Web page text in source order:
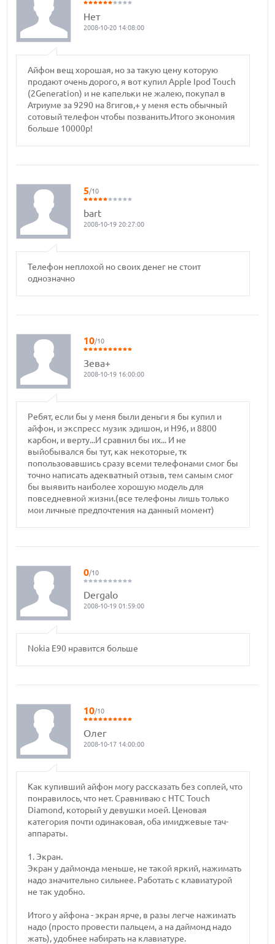
Нет
2008-10-20 14:08:00
Айфон вещ хорошая, но за такую цену которую
продают очень дорого, я вот купил Apple Ipod Touch
(2Generation) и не капельки не жалею, покупал в
Атриуме за 9290 на 8гигов,+ у меня есть обычный
сотовый телефон чтобы позванить.Итого экономия
больше 10000р!
5/10
bart
2008-10-19 20:27:00
Телефон неплохой но своих денег не стоит
однозначно
10/10
Зева+
2008-10-19 16:00:00
Ребят, если бы у меня были деньги я бы купил и
айфон, и экспресс музик эдишон, и Н96, и 8800
карбон, и верту...И сравнил бы их... И не
выйобывался бы тут, как некоторые, тк
попользовавшись сразу всеми телефонами смог бы
точно написать адекватный отзыв, тем самым смог
бы выявить наиболее хорошую модель для
повседневной жизни.(все телефоны лишь только
мои личные предпочтения на данный момент)
0/10
Dergalo
2008-10-19 01:59:00
Nokia E90 нравится больше
10/10
Олег
2008-10-17 14:00:00
Как купивший айфон могу рассказать без соплей, что
понравилось, что нет. Сравниваю с HTC Touch
Diamond, который у девушки моей. Ценовая
категория почти одинаковая, оба имиджевые тач-
аппараты.
1. Экран.
Экран у даймонда меньше, не такой яркий, нажимать
надо значительно сильнее. Работать с клавиатурой
не так удобно.
Итого у айфона - экран ярче, в разы легче нажимать
надо (просто провести пальцем, а на даймонд надо
жать), удобнее набирать на клавиатуре.